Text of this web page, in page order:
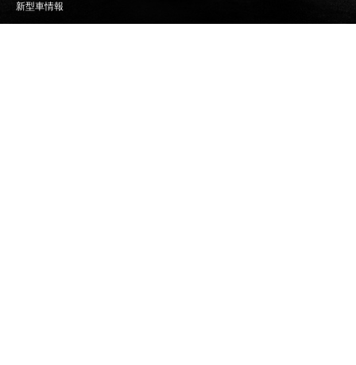
新型車情報